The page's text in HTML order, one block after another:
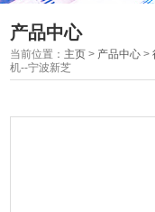
产品中心
当前位置： 主页 > 产品中心 >
机--宁波新芝